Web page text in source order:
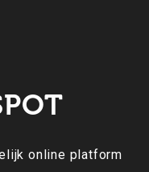
online platform